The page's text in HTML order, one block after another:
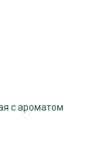
с ароматом